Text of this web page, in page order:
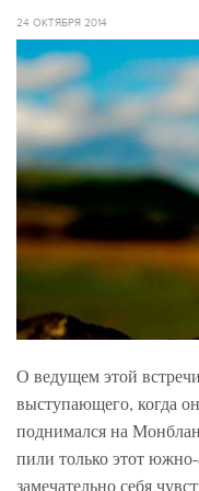
24 ОКТЯБРЯ 2014
О ведущем этой
выступающего, когда
поднимался на
пили только этот
замечательно себя